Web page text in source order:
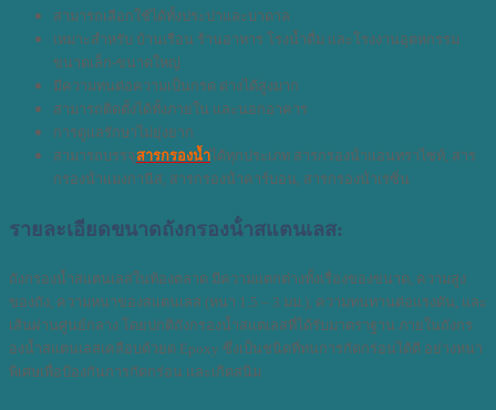
สามารถเลือกใช้ได้ทั้งประปาและบาดาล
เหมาะสำหรับ บ้านเรือน ร้านอาหาร โรงน้ำดื่ม และโรงงานอุตหกรรม
ขนาดเล็ก-ขนาดใหญ่
มีความทนต่อความเป็นกรด ด่างได้สูงมาก
สามารถติดตั้งได้ทั้งภายใน และนอกอาคาร
การดูแลรักษาไม่ยุ่งยาก
สามารถบรรจุสารกรองน้ำได้ทุกประเภท สารกรองน้ําแอนทราไซท์, สาร
กรองน้ําแมงกานีส, สารกรองน้ําคาร์บอน, สารกรองน้ําเรซิ่น
รายละเอียดขนาดถังกรองน้ําสแตนเลส:
ถังกรองน้ำสแตนเลสในท้องตลาด มีความแตกต่างทั้งเรื่องของขนาด, ความสูง
ของถัง, ความหนาของสแตนเลส (หนา 1.5 – 3 มม.), ความทนทานต่อแรงดัน, และ
เส้นผ่านศูนย์กลาง โดยปกติถังกรองน้ำสแตเลสที่ได้รับมาตราฐาน ภายในถังกร
องน้ำสแตนเลสเคลือบด้วยด Epoxy ซึ่งเป็นชนิดที่ทนการกัดกร่อนได้ดี อย่างหนา
พิเศษเพื่อป้องกันการกัดกร่อน และเกิดสนิม